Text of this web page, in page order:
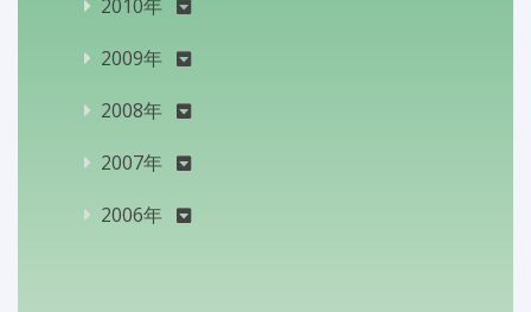
2010年
2009年
2008年
2007年
2006年